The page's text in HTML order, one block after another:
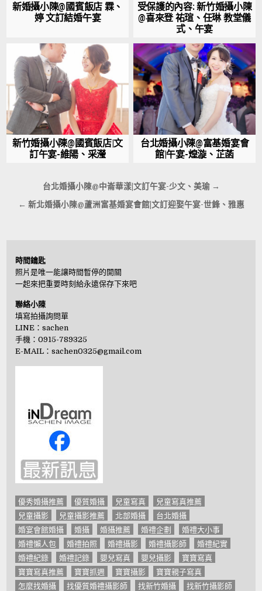
新婚攝小陳@國賓飯店 霖、
婷 文訂結婚午宴
受保護的內容: 新竹婚攝小陳
@喜來登 祐瑄、任琳 教堂儀
式、午宴
新竹婚攝小陳@國賓飯店|文
訂午宴-維陽、采瀅
台北婚攝小陳@富基婚宴會
館|午宴-煌漩、芷菡
章
台北婚攝小陳@中崙華漾|文訂午宴-少文、美瑜 →
← 新北婚攝小陳@蘆洲富基婚宴會館|文訂迎娶午宴-世鋒、雅惠
時間鑰匙
照片是唯一能讓時間暫停的開關
一起來把重要時刻給永遠保存下來吧
聯絡小陳
填寫拍攝詢問單
LINE：sachen
手機：0915-789325
E-MAIL：sachen0325@gmail.com
優秀婚攝推薦 優質婚攝 兒童寫真
兒童寫真推薦
兒童攝影
兒童攝影推薦 北部婚攝
台北婚攝
婚宴會館婚攝
婚攝 婚攝推薦 婚禮企劃
婚禮大小事
婚禮懶人包
婚禮拍照 婚禮攝影 婚禮攝影師
婚禮紀實
婚禮紀錄
婚禮記錄 嬰兒寫真 嬰兒攝影
寶寶寫真
寶寶寫真推薦
寶寶抓週 寶寶攝影
寶寶親子寫真
怎麼找婚攝
找優質婚禮攝影師 找新竹婚攝 找新竹攝影師